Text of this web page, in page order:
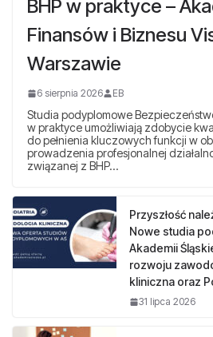
BHP w praktyce –
Finansów i Biznesu
Warszawie
6 sierpnia 2026 EB
Studia podyplomowe
w praktyce umożliwiają zdobycie
do pełnienia kluczowych funkcji w
prowadzenia profesjonalnej
związanej z BHP…
Przyszłość
Nowe studia
Akademii
rozwoju
kliniczna oraz
31 lipca 2026